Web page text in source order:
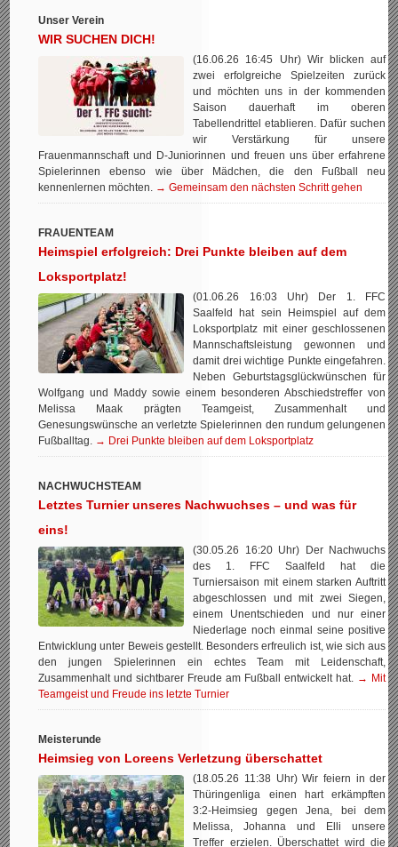
Unser Verein
WIR SUCHEN DICH!
(16.06.26 16:45 Uhr) Wir blicken auf
zwei erfolgreiche Spielzeiten zurück
und möchten uns in der kommenden
Saison dauerhaft im oberen
Tabellendrittel etablieren. Dafür suchen
wir Verstärkung für unsere
Frauenmannschaft und D-Juniorinnen und freuen uns über erfahrene
Spielerinnen ebenso wie über Mädchen, die den Fußball neu
kennenlernen möchten. → Gemeinsam den nächsten Schritt gehen
FRAUENTEAM
Heimspiel erfolgreich: Drei Punkte bleiben auf dem
Loksportplatz!
(01.06.26 16:03 Uhr) Der 1. FFC
Saalfeld hat sein Heimspiel auf dem
Loksportplatz mit einer geschlossenen
Mannschaftsleistung gewonnen und
damit drei wichtige Punkte eingefahren.
Neben Geburtstagsglückwünschen für
Wolfgang und Maddy sowie einem besonderen Abschiedstreffer von
Melissa Maak prägten Teamgeist, Zusammenhalt und
Genesungswünsche an verletzte Spielerinnen den rundum gelungenen
Fußballtag. → Drei Punkte bleiben auf dem Loksportplatz
NACHWUCHSTEAM
Letztes Turnier unseres Nachwuchses – und was für
eins!
(30.05.26 16:20 Uhr) Der Nachwuchs
des 1. FFC Saalfeld hat die
Turniersaison mit einem starken Auftritt
abgeschlossen und mit zwei Siegen,
einem Unentschieden und nur einer
Niederlage noch einmal seine positive
Entwicklung unter Beweis gestellt. Besonders erfreulich ist, wie sich aus
den jungen Spielerinnen ein echtes Team mit Leidenschaft,
Zusammenhalt und sichtbarer Freude am Fußball entwickelt hat. → Mit
Teamgeist und Freude ins letzte Turnier
Meisterunde
Heimsieg von Loreens Verletzung überschattet
(18.05.26 11:38 Uhr) Wir feiern in der
Thüringenliga einen hart erkämpften
3:2-Heimsieg gegen Jena, bei dem
Melissa, Johanna und Elli unsere
Treffer erzielen. Überschattet wird die